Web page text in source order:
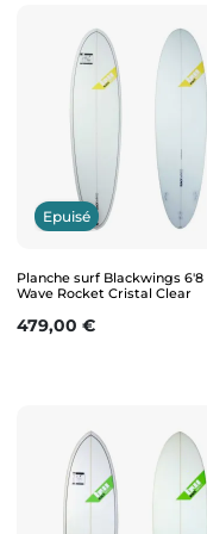
Epuisé
Planche surf Blackwings 6'8
Wave Rocket Cristal Clear
Prix
479,00 €